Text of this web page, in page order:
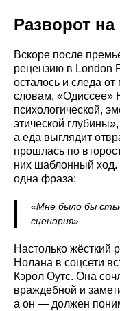
Разворот на
Вскоре после
рецензию в London
осталось и следа
словам, «Одиссее»
психологической,
этической
а еда выглядит
прошлась по
них шаблонный ход.
одна фраза:
«Мне было бы
сценария».
Настолько жёсткий
Нолана в соцсети
Кэрол Оутс. Она
враждебной и
а он — должен